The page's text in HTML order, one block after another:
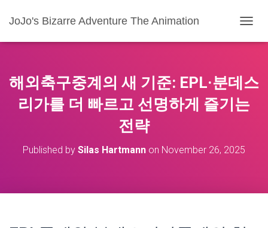
JoJo's Bizarre Adventure The Animation
O
E
A
해외축구중계의 새 기준: EPL·분데스
리가를 더 빠르고 선명하게 즐기는
전략
Published by Silas Hartmann on November 26, 2025